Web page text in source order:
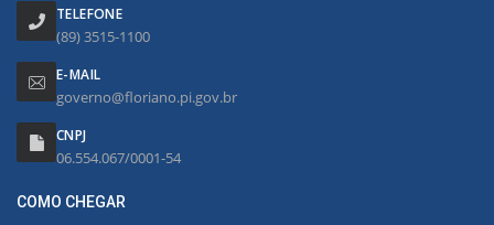
TELEFONE
(89) 3515-1100
E-MAIL
governo@floriano.pi.gov.br
CNPJ
06.554.067/0001-54
COMO CHEGAR